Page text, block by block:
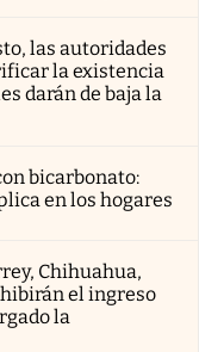
las autoridades
la existencia
darán de baja la
bicarbonato:
en los hogares
Chihuahua,
el ingreso
la